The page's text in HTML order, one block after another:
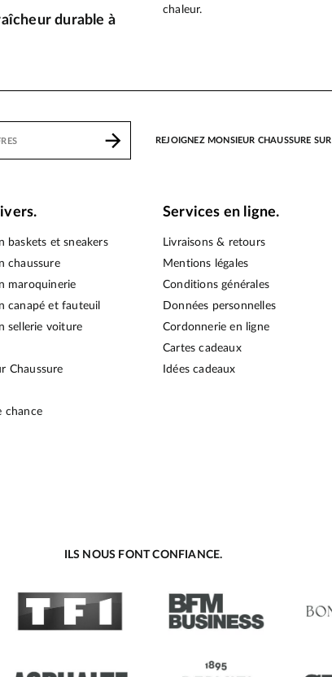
durable à
chaleur.
REJOIGNEZ MONSIEUR CHAUSSURE SUR
baskets et sneakers
chaussure
maroquinerie
canapé et fauteuil
sellerie voiture
Chaussure
chance
Services en ligne.
Livraisons & retours
Mentions légales
Conditions générales
Données personnelles
Cordonnerie en ligne
Cartes cadeaux
Idées cadeaux
ILS NOUS FONT CONFIANCE.